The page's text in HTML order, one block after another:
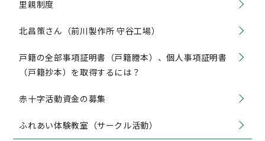
里親制度
北昌策さん（前川製作所 守谷工場）
戸籍の全部事項証明書（戸籍謄本）、個人事項証明書
（戸籍抄本）を取得するには？
赤十字活動資金の募集
ふれあい体験教室（サークル活動）